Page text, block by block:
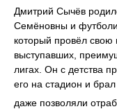
Дмитрий Сычёв
Семёновны и
который провёл свою
выступавших,
лигах. Он с детства
его на стадион и
даже позволяли